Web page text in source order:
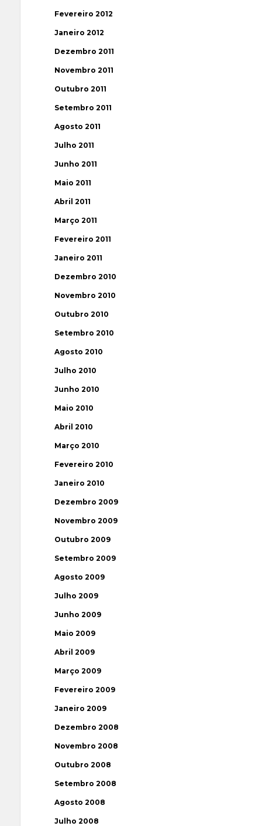
Fevereiro 2012
Janeiro 2012
Dezembro 2011
Novembro 2011
Outubro 2011
Setembro 2011
Agosto 2011
Julho 2011
Junho 2011
Maio 2011
Abril 2011
Março 2011
Fevereiro 2011
Janeiro 2011
Dezembro 2010
Novembro 2010
Outubro 2010
Setembro 2010
Agosto 2010
Julho 2010
Junho 2010
Maio 2010
Abril 2010
Março 2010
Fevereiro 2010
Janeiro 2010
Dezembro 2009
Novembro 2009
Outubro 2009
Setembro 2009
Agosto 2009
Julho 2009
Junho 2009
Maio 2009
Abril 2009
Março 2009
Fevereiro 2009
Janeiro 2009
Dezembro 2008
Novembro 2008
Outubro 2008
Setembro 2008
Agosto 2008
Julho 2008